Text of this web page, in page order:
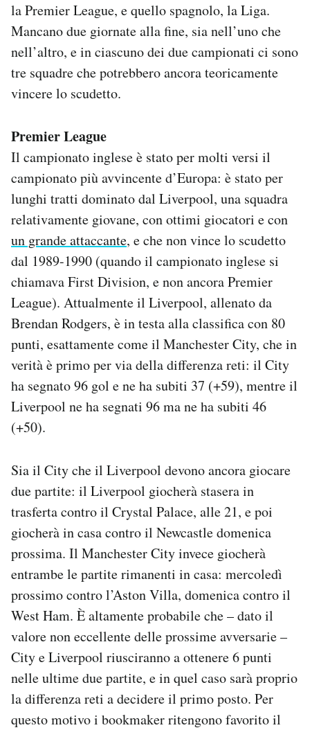
la Premier League, e quello spagnolo, la Liga.
Mancano due giornate alla fine, sia nell’uno che
nell’altro, e in ciascuno dei due campionati ci sono
tre squadre che potrebbero ancora teoricamente
vincere lo scudetto.
Premier League
Il campionato inglese è stato per molti versi il
campionato più avvincente d’Europa: è stato per
lunghi tratti dominato dal Liverpool, una squadra
relativamente giovane, con ottimi giocatori e con
un grande attaccante, e che non vince lo scudetto
dal 1989-1990 (quando il campionato inglese si
chiamava First Division, e non ancora Premier
League). Attualmente il Liverpool, allenato da
Brendan Rodgers, è in testa alla classifica con 80
punti, esattamente come il Manchester City, che in
verità è primo per via della differenza reti: il City
ha segnato 96 gol e ne ha subiti 37 (+59), mentre il
Liverpool ne ha segnati 96 ma ne ha subiti 46
(+50).
Sia il City che il Liverpool devono ancora giocare
due partite: il Liverpool giocherà stasera in
trasferta contro il Crystal Palace, alle 21, e poi
giocherà in casa contro il Newcastle domenica
prossima. Il Manchester City invece giocherà
entrambe le partite rimanenti in casa: mercoledì
prossimo contro l’Aston Villa, domenica contro il
West Ham. È altamente probabile che – dato il
valore non eccellente delle prossime avversarie –
City e Liverpool riusciranno a ottenere 6 punti
nelle ultime due partite, e in quel caso sarà proprio
la differenza reti a decidere il primo posto. Per
questo motivo i bookmaker ritengono favorito il